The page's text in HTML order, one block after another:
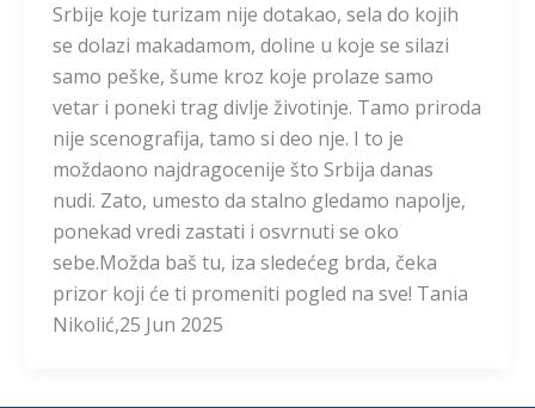
Srbije koje turizam nije dotakao, sela do kojih
se dolazi makadamom, doline u koje se silazi
samo peške, šume kroz koje prolaze samo
vetar i poneki trag divlje životinje. Tamo priroda
nije scenografija, tamo si deo nje. I to je
moždaono najdragocenije što Srbija danas
nudi. Zato, umesto da stalno gledamo napolje,
ponekad vredi zastati i osvrnuti se oko
sebe.Možda baš tu, iza sledećeg brda, čeka
prizor koji će ti promeniti pogled na sve! Tania
Nikolić,25 Jun 2025